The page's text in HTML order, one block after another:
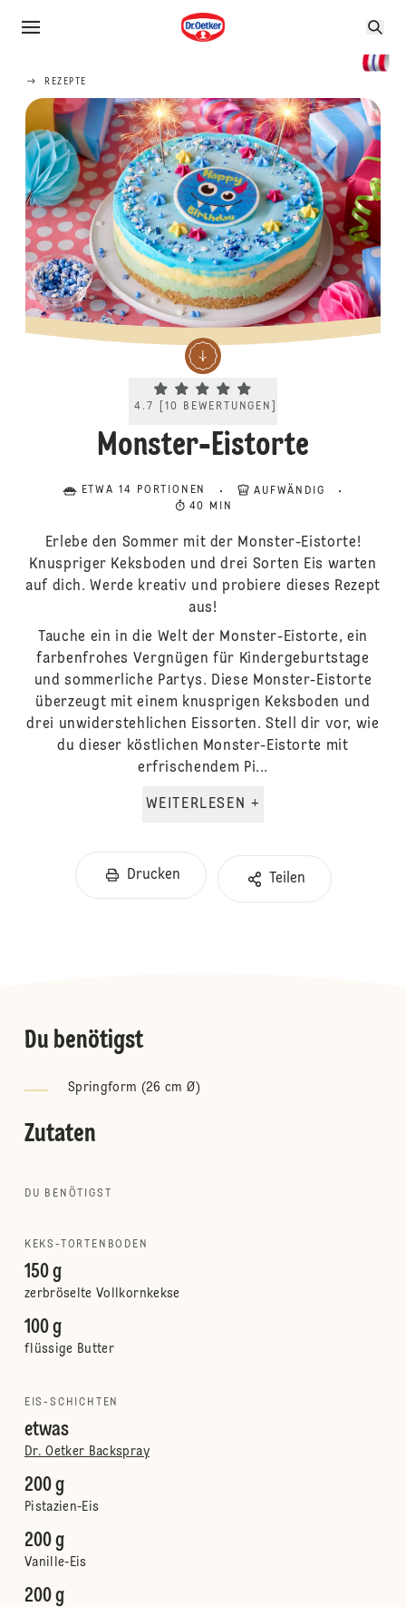
REZEPTE
Current rating 4.7. Click to rate.
4.7 10 BEWERTUNGEN
Monster-Eistorte
ETWA 14 PORTIONEN
AUFWÄNDIG
40 MIN
Erlebe den Sommer mit der Monster-Eistorte!
Knuspriger Keksboden und drei Sorten Eis warten
auf dich. Werde kreativ und probiere dieses Rezept
aus!
Tauche ein in die Welt der Monster-Eistorte, ein
farbenfrohes Vergnügen für Kindergeburtstage
und sommerliche Partys. Diese Monster-Eistorte
überzeugt mit einem knusprigen Keksboden und
drei unwiderstehlichen Eissorten. Stell dir vor, wie
du dieser köstlichen Monster-Eistorte mit
erfrischendem Pi...
WEITERLESEN +
Drucken Teilen
Du benötigst
Springform (26 cm Ø)
Zutaten
DU BENÖTIGST
KEKS-TORTENBODEN
150 g
zerbröselte Vollkornkekse
100 g
flüssige Butter
EIS-SCHICHTEN
etwas
Dr. Oetker Backspray
200 g
Pistazien-Eis
200 g
Vanille-Eis
200 g